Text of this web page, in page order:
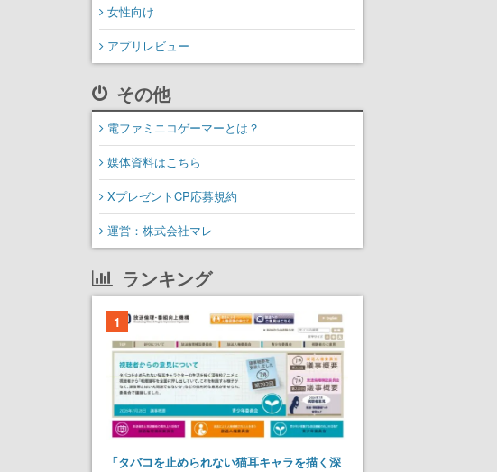
女性向け
アプリレビュー
その他
電ファミニコゲーマーとは？
媒体資料はこちら
XプレゼントCP応募規約
運営：株式会社マレ
ランキング
1
「タバコを止められない猫耳キャラを描く深